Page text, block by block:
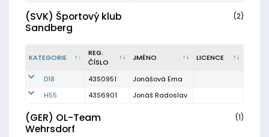
(SVK) Športový klub
Sandberg
(2)
KATEGORIE
REG.
ČÍSLO
JMÉNO LICENCE
D18 43S0951
Jonášová Ema
H55
43S6901 Jonáš Radoslav
(GER) OL-Team
Wehrsdorf
(1)